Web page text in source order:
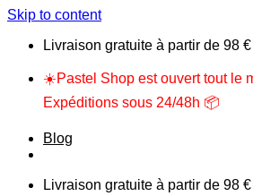
Skip to content
Livraison gratuite à partir de 98 €
☀️Pastel Shop est ouvert tout le
Expéditions sous 24/48h 📦
Blog
Livraison gratuite à partir de 98 €